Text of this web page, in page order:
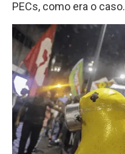
PECs, como era o caso.